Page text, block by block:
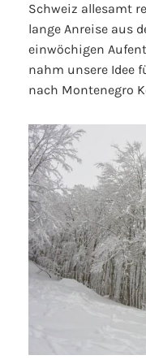
Schweiz allesamt
lange Anreise aus
einwöchigen
nahm unsere Idee
nach Montenegro